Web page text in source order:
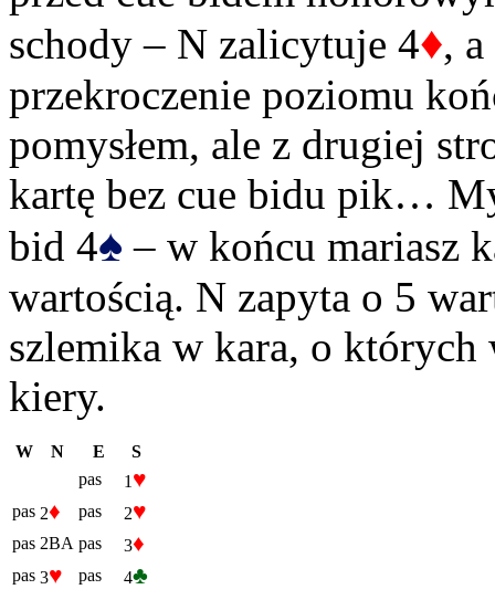
schody – N zalicytuje 4♦,
przekroczenie poziomu
pomysłem, ale z drugiej
kartę bez cue bidu pik…
bid 4♠ – w końcu mariasz
wartością. N zapyta o 5
szlemika w kara, o których
kiery.
W N E
S
pas
1 ♥
pas 2♦ pas 2♥
pas 2BA pas 3♦
pas 3♥ pas 4♣